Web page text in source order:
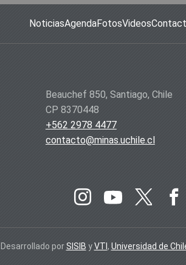
NoticiasAgendaFotosVideos
Beauchef 850, Santiago, Chile
CP 8370448
+562 2978 4477
contacto@minas.uchile.cl
Desarrollado por SISIB yVTI, Universidad de